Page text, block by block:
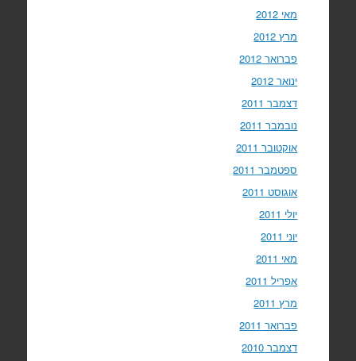
מאי 2012
מרץ 2012
פברואר 2012
ינואר 2012
דצמבר 2011
נובמבר 2011
אוקטובר 2011
ספטמבר 2011
אוגוסט 2011
יולי 2011
יוני 2011
מאי 2011
אפריל 2011
מרץ 2011
פברואר 2011
דצמבר 2010